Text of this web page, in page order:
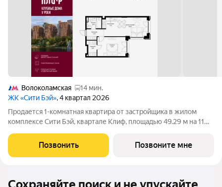
Волоколамская
14 мин.
ЖК «Сити Бэй», 4 квартал 2026
Продается 1-комнатная квартира от застройщика в жилом
комплексе Сити Бэй, квартале Клиф, площадью 49.29 м на 11
пять Клубных домов на первой линии озелененной
набережной Реки Москвы. Со
Позвонить Позвоните мне